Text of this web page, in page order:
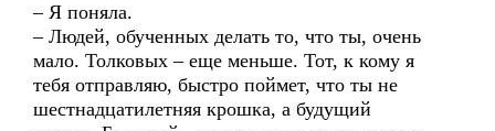
– Я поняла.
– Людей, обученных делать то, что ты, очень
мало. Толковых – еще меньше. Тот, к кому я
тебя отправляю, быстро поймет, что ты не
шестнадцатилетняя крошка, а будущий